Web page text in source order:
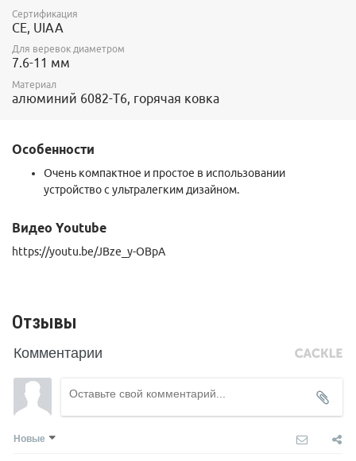
Сертификация
CE, UIAA
Для веревок диаметром
7.6-11 мм
Материал
алюминий 6082-T6, горячая ковка
Особенности
Очень компактное и простое в использовании
устройство с ультралегким дизайном.
Видео Youtube
https://youtu.be/JBze_y-OBpA
Отзывы
Комментарии
Новые